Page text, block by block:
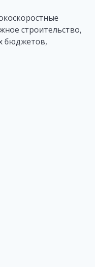
строительство,
бюджетов,